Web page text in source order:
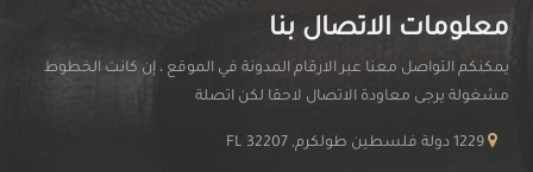
معلومات الاتصال بنا
يمكنكم التواصل معنا عبر الارقام المدونة في الموقع ، إن كانت الخطوط
مشغولة يرجى معاودة الاتصال لاحقا لكن اتصلة